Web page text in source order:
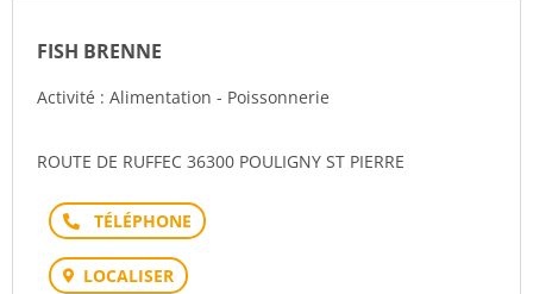
FISH BRENNE
Activité : Alimentation - Poissonnerie
ROUTE DE RUFFEC 36300 POULIGNY ST PIERRE
Téléphone
LOCALISER